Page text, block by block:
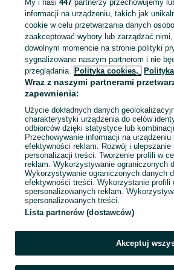
Zaloguj się lub załóż konto na OLX,
sprzedającym
Zaloguj się / Załóż konto
My i nasi447 partnerzy przechowujemy
informacji na urządzeniu, takich jak
cookie w celu przetwarzania danych
zaakceptować wybory lub zarządzać
dowolnym momencie na stronie polityki
sygnalizowane naszym partnerom i nie
przeglądania. Polityka cookies,
Wraz z naszymi partnerami
zapewnienia:
Użycie dokładnych danych
charakterystyki urządzenia do celów
odbiorców dzięki statystyce lub
Przechowywanie informacji na
efektywności reklam. Rozwój i ulepszanie
personalizacji treści. Tworzenie profili w
reklam. Wykorzystywanie ograniczonych
Wykorzystywanie ograniczonych danych
efektywności treści. Wykorzystanie profili
spersonalizowanych reklam.
spersonalizowanych treści.
Lista partnerów (dostawców)
Akceptuj